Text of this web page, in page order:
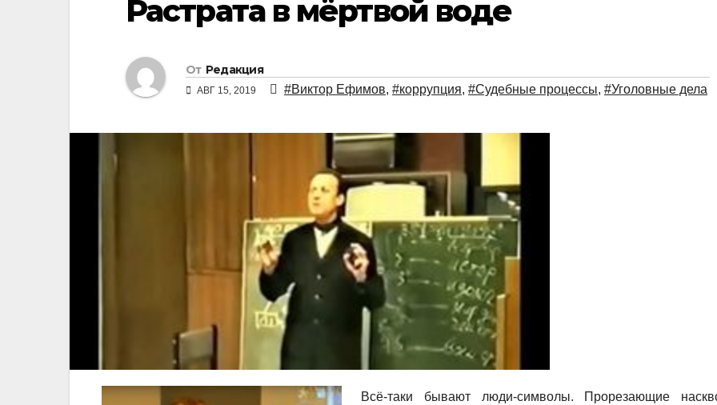
Растрата в мёртвой воде
От Редакция
АВГ 15, 2019 #Виктор Ефимов, #коррупция, #Судебные процессы, #Уголовные дела
Всё-таки бывают люди-символы. Прорезающие